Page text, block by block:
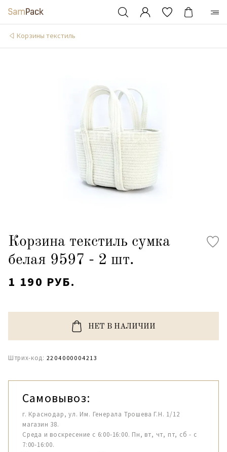
Корзины текстиль
Корзина текстиль сумка
белая 9597 - 2 шт.
1 190 РУБ.
НЕТ В НАЛИЧИИ
Штрих-код: 2204000004213
Самовывоз:
г. Краснодар, ул. Им. Генерала Трошева Г.Н. 1/12
магазин 38.
Среда и воскресение с 6:00-16:00. Пн, вт, чт, пт, сб - с
7:00-16:00.